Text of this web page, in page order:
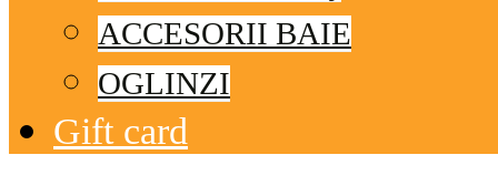
ACCESORII BAIE
OGLINZI
Gift card